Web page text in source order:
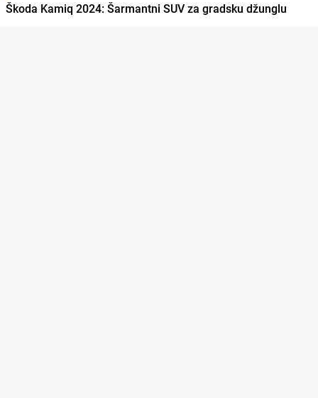
Škoda Kamiq 2024: Šarmantni SUV za gradsku džunglu